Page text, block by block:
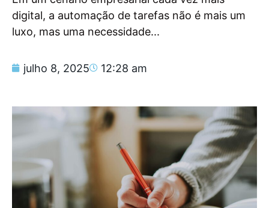
digital, a automação de tarefas não é mais um
luxo, mas uma necessidade...
julho 8, 2025 12:28 am